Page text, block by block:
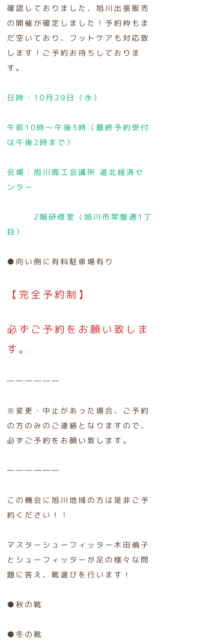
確認しておりました、旭川出張販売
の開催が確定しました！予約枠もま
だ空いており、フットケアも対応致
します！ご予約お待ちしておりま
す。
日時：10月29日（水）
午前10時～午後3時（最終予約受付
は午後2時まで）
会場：旭川商工会議所 道北経済セ
ンター
2階研修室（旭川市常盤通1丁
目）
●向い側に有料駐車場有り
【完全予約制】
必ずご予約をお願い致しま
す。
――――――
※変更・中止があった場合、ご予約
の方のみのご連絡となりますので、
必ずご予約をお願い致します。
――――――
この機会に旭川地域の方は是非ご予
約ください！！
マスターシューフィッター木田倫子
とシューフィッターが足の様々な問
題に答え、靴選びを行います！
●秋の靴
●冬の靴